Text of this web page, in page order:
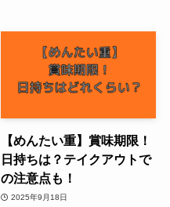
【めんたい重】賞味期限！
日持ちは？テイクアウトで
の注意点も！
2025年9月18日